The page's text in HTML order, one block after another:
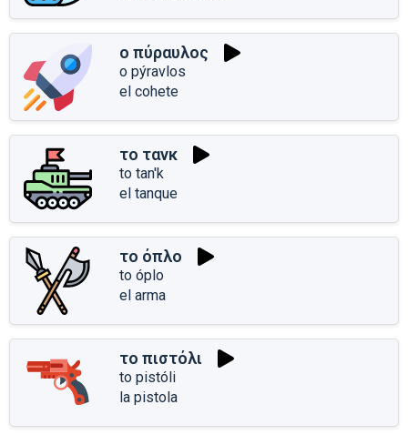
ο πύραυλος
o pýravlos
el cohete
το τανκ
to tan'k
el tanque
το όπλο
to óplo
el arma
το πιστόλι
to pistóli
la pistola